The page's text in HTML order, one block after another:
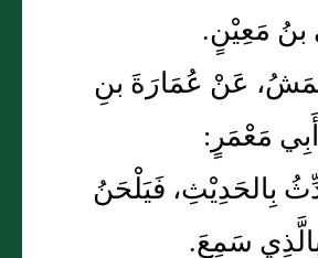
بنُ مَعِيْنٍ.
عَنْ عُمَارَةَ بنِ
مَعْمَرٍ:
بِالحَدِيْثِ، فَيَلْحَنُ
سَمِعَ.